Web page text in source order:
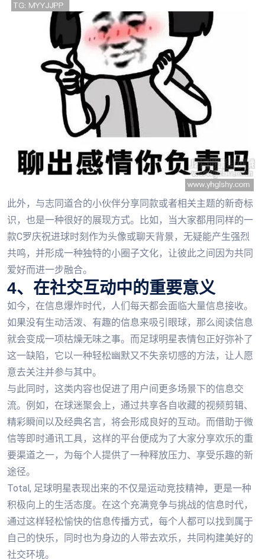
此外，与志同道合的小伙伴分享同款或者相关主题的新奇标
识，也是一种很好的展现方式。比如，当大家都用同样的一
款C罗庆祝进球时刻作为头像或聊天背景，无疑能产生强烈
共鸣，并形成一种独特的小圈子文化，让彼此之间因为共同
爱好而进一步融合。
4、在社交互动中的重要意义
如今，在信息爆炸时代，人们每天都会面临大量信息接收。
如果没有生动活泼、有趣的信息来吸引眼球，那么阅读信息
就会变成一项枯燥无味之事。而足球明星表情包正好弥补了
这一缺陷，它以一种轻松幽默又不失亲切感的方法，让人愿
意去关注并参与其中。
与此同时，这类内容也促进了用户间更多场景下的信息交
流。例如，在球迷聚会上，通过共享各自收藏的视频剪辑、
精彩瞬间以及经典名言，将会形成良好的互动。而借助于微
信等即时通讯工具，这样的平台便成为了大家分享欢乐的重
要渠道之一，为每个人提供了一种释放压力、享受乐趣的新
途径。
Total, 足球明星表现出来的不仅是运动竞技精神，更是一种
积极向上的生活态度。在这个充满竞争与挑战的信息时代，
通过这样轻松愉快的信息传播方式，每个人都可以找到属于
自己的快乐，同时也为身边的人带去欢乐，共同构建美好的
社交环境。